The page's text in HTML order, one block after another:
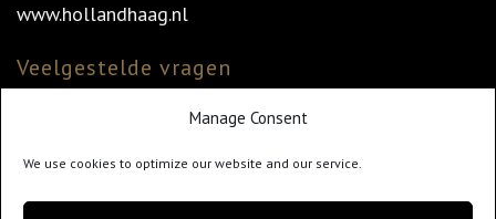
Manage Consent
We use cookies to optimize our website and our service.
www.hollandhaag.nl
Veelgestelde vragen
Veelgestelde vragen
Klantenservice